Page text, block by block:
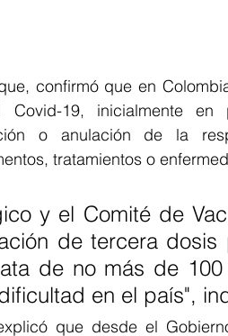
confirmó que en
19, inicialmente en
o anulación de la
tratamientos o
y el Comité de
de tercera
de no más de
en el país",
que desde el